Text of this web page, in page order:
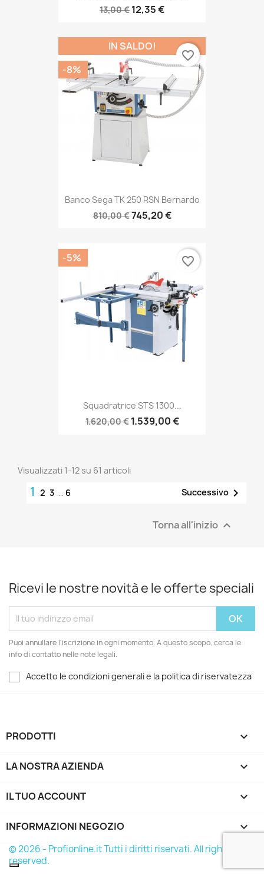
13,00 € 12,35 €
Banco Sega TK 250 RSN Bernardo
810,00 €745,20 €
IN SALDO!
-8%
favorite_border
Squadratrice STS 1300...
1.620,00 € 1.539,00 €
-5% favorite_border
Visualizzati 1-12 su 61 articoli
1 2 3 … 6 Successivo 
Torna all'inizio 
Ricevi le nostre novità e le offerte speciali
Puoi annullare l'iscrizione in ogni momento. A questo scopo, cerca le
info di contatto nelle note legali.
Accetto le condizioni generali e la politica di riservatezza
PRODOTTI 
LA NOSTRA AZIENDA 
IL TUO ACCOUNT 
INFORMAZIONI NEGOZIO keyboard_arrow_down
© 2026 - Profionline.it Tutti i diritti riservati. All rights
reserved.